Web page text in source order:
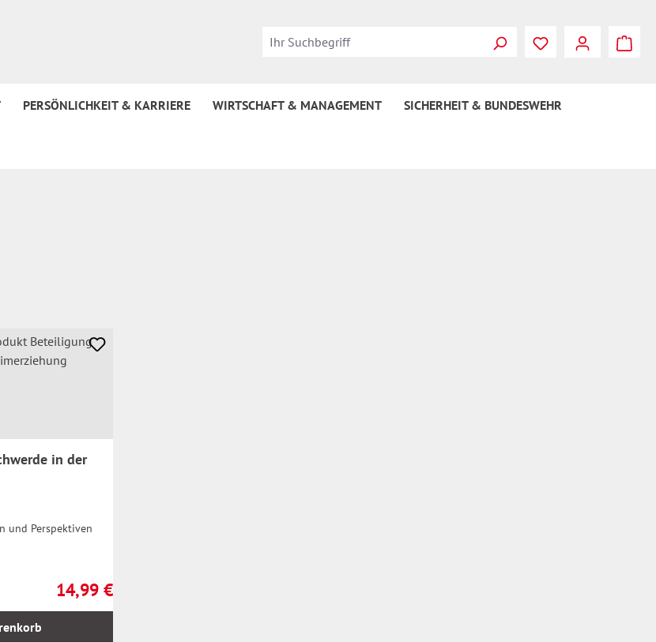
Du hast 0
PERSÖNLICHKEIT & KARRIERE WIRTSCHAFT & MANAGEMENT SICHERHEIT & BUNDESWEHR
in der
und Perspektiven
Regulärer Preis:
14,99 €